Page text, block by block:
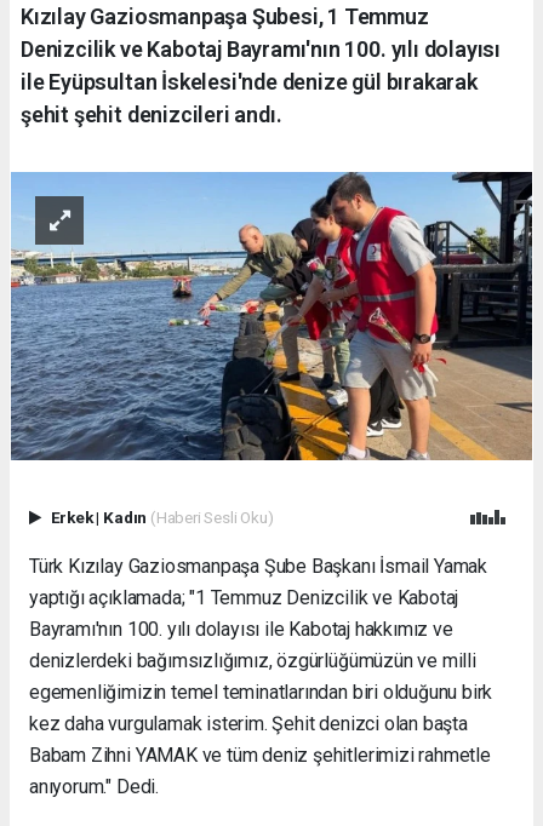
Kızılay Gaziosmanpaşa Şubesi, 1 Temmuz
Denizcilik ve Kabotaj Bayramı'nın 100. yılı dolayısı
ile Eyüpsultan İskelesi'nde denize gül bırakarak
şehit şehit denizcileri andı.
Erkek| Kadın (Haberi Sesli Oku)
Türk Kızılay Gaziosmanpaşa Şube Başkanı İsmail Yamak
yaptığı açıklamada; "1 Temmuz Denizcilik ve Kabotaj
Bayramı'nın 100. yılı dolayısı ile Kabotaj hakkımız ve
denizlerdeki bağımsızlığımız, özgürlüğümüzün ve milli
egemenliğimizin temel teminatlarından biri olduğunu birk
kez daha vurgulamak isterim. Şehit denizci olan başta
Babam Zihni YAMAK ve tüm deniz şehitlerimizi rahmetle
anıyorum." Dedi.